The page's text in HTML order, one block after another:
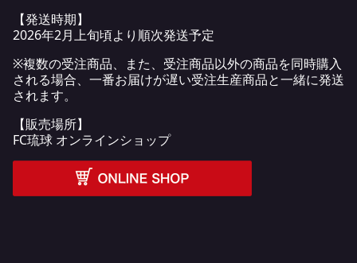
【発送時期】
2026年2月上旬頃より順次発送予定
※複数の受注商品、また、受注商品以外の商品を同時購入
される場合、一番お届けが遅い受注生産商品と一緒に発送
されます。
【販売場所】
FC琉球 オンラインショップ